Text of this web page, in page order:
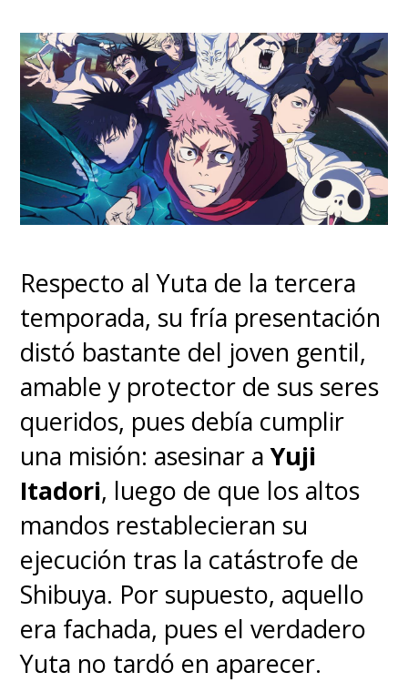
Respecto al Yuta de la tercera
temporada, su fría presentación
distó bastante del joven gentil,
amable y protector de sus seres
queridos, pues debía cumplir
una misión: asesinar aYuji
Itadori, luego de que los altos
mandos restablecieran su
ejecución tras la catástrofe de
Shibuya. Por supuesto, aquello
era fachada, pues el verdadero
Yuta no tardó en aparecer.